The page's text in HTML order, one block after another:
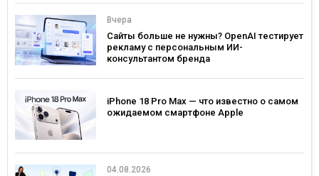
Вчера
Сайты больше не нужны? OpenAI тестирует
рекламу с персональным ИИ-
консультантом бренда
iPhone 18 Pro Max — что известно о самом
ожидаемом смартфоне Apple
04.08.2026